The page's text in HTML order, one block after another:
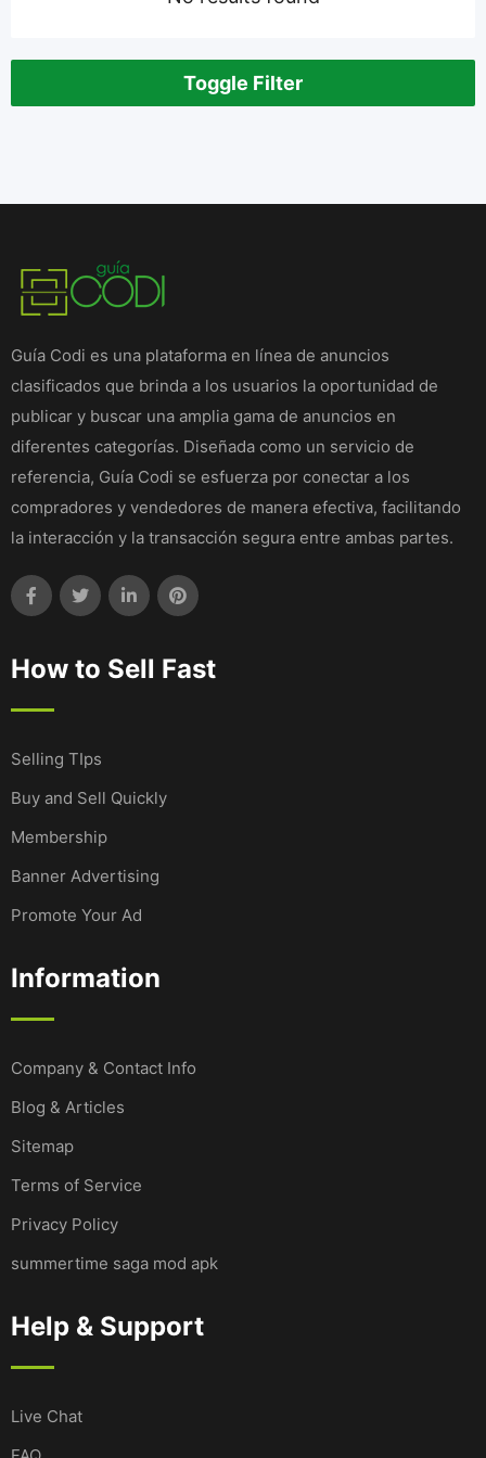
Toggle Filter
Guía Codi es una plataforma en línea de anuncios
clasificados que brinda a los usuarios la oportunidad de
publicar y buscar una amplia gama de anuncios en
diferentes categorías. Diseñada como un servicio de
referencia, Guía Codi se esfuerza por conectar a los
compradores y vendedores de manera efectiva, facilitando
la interacción y la transacción segura entre ambas partes.
How to Sell Fast
Selling TIps
Buy and Sell Quickly
Membership
Banner Advertising
Promote Your Ad
Information
Company & Contact Info
Blog & Articles
Sitemap
Terms of Service
Privacy Policy
summertime saga mod apk
Help & Support
Live Chat